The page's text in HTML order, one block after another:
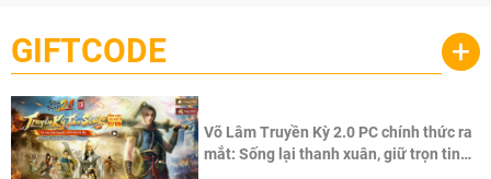
GIFTCODE +
Võ Lâm Truyền Kỳ 2.0 PC chính thức ra
mắt: Sống lại thanh xuân, giữ trọn tinh